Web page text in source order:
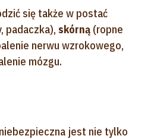
się także w postać
padaczka), skórną (ropne
nerwu wzrokowego,
mózgu.
jest nie tylko